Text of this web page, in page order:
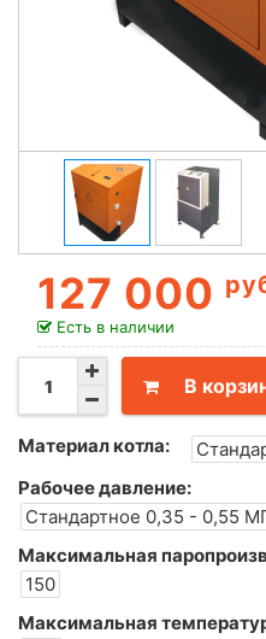
127 000
Есть в наличии
В
Материал котла:
Рабочее давление:
Стандартное 0,35 - 0,55
Максимальная
150
Максимальная